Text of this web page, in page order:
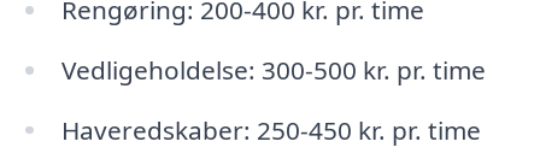
Rengøring: 200-400 kr. pr. time
Vedligeholdelse: 300-500 kr. pr. time
Haveredskaber: 250-450 kr. pr. time